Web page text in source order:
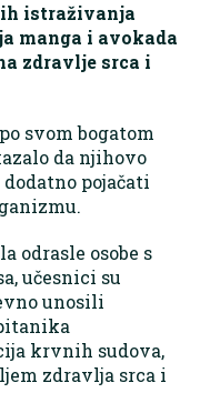
istraživanja
manga i avokada
zdravlje srca i
svom bogatom
da njihovo
pojačati
odrasle osobe s
učesnici su
unosili
krvnih sudova,
zdravlja srca i